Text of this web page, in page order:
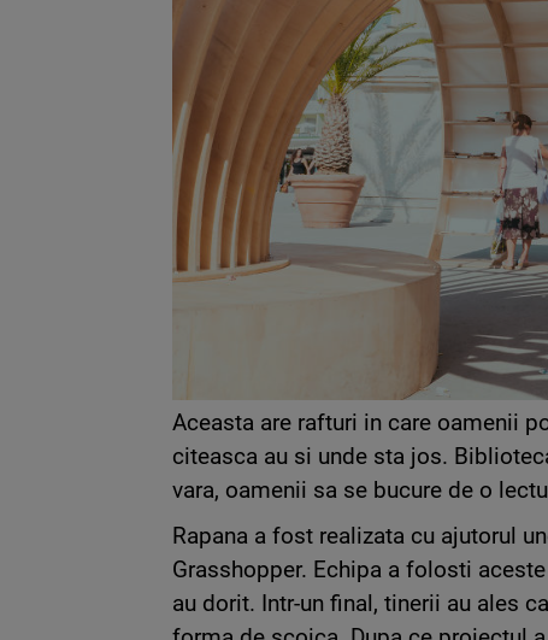
Aceasta are rafturi in care oamenii
citeasca au si unde sta jos.
vara, oamenii sa se bucure de o
Rapana a fost realizata cu ajutorul
Grasshopper. Echipa a folosti
au dorit. Intr-un final, tinerii au ales